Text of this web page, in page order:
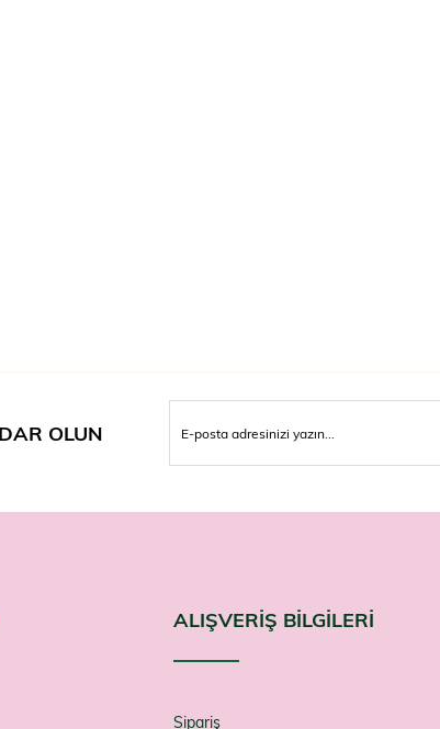
OLUN
ALIŞVERİŞ BİLGİLERİ
Sipariş